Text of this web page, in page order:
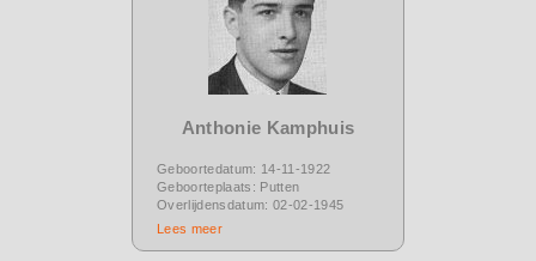
Anthonie Kamphuis
Geboortedatum: 14-11-1922
Geboorteplaats: Putten
Overlijdensdatum: 02-02-1945
Lees meer